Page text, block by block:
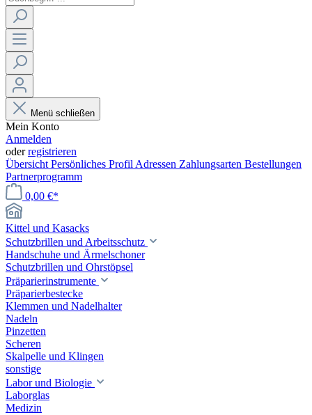
Menü schließen
Mein Konto
Anmelden
oderregistrieren
Übersicht Persönliches Profil Adressen Zahlungsarten Bestellungen
Partnerprogramm
0,00 €*
Kittel und Kasacks
Schutzbrillen und Arbeitsschutz
Handschuhe und Ärmelschoner
Schutzbrillen und Ohrstöpsel
Präparierinstrumente
Präparierbestecke
Klemmen und Nadelhalter
Nadeln
Pinzetten
Scheren
Skalpelle und Klingen
sonstige
Labor und Biologie
Laborglas
Medizin